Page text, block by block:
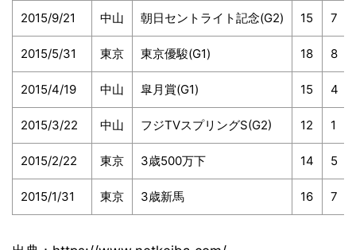
2015/9/21 中山 朝日セントライト記念(G2) 15 7
2015/5/31 東京 東京優駿(G1) 18 8
2015/4/19 中山 皐月賞(G1) 15 4
2015/3/22 中山 フジTVスプリングS(G2) 12 1
2015/2/22 東京 3歳500万下 14 5
2015/1/31 東京 3歳新馬 16 7